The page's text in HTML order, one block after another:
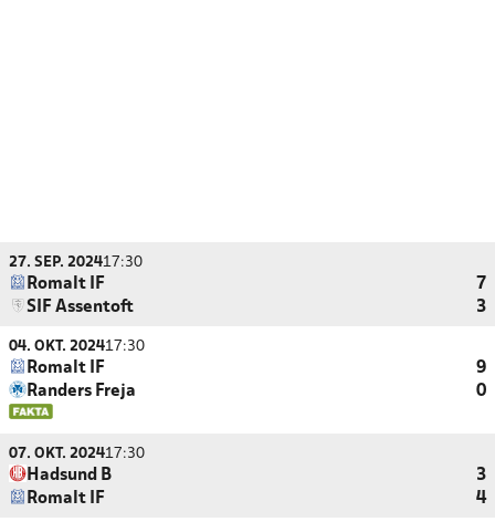
27. SEP. 202417:30
Romalt IF
7
SIF Assentoft
3
04. OKT. 202417:30
Romalt IF
9
Randers Freja
0
07. OKT. 202417:30
Hadsund B
3
Romalt IF
4